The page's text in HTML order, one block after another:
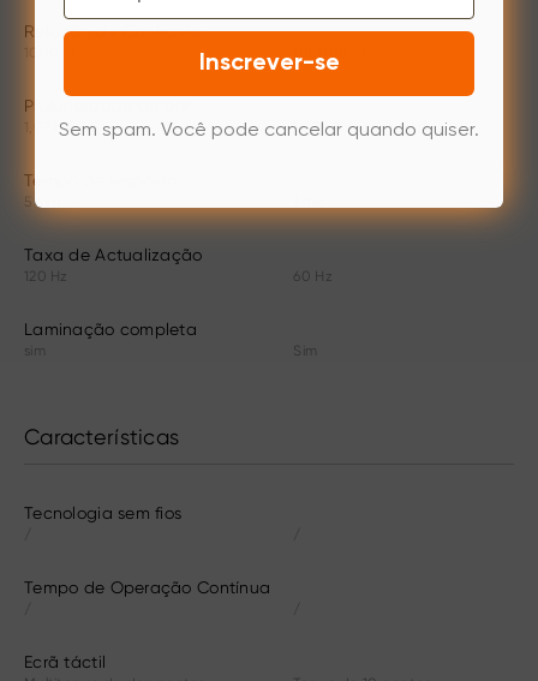
Relação de Contraste
Profundidade da cor
1,07 bilhão 1,07 bilhões (nativo)
Tempo de resposta
5 mm
Taxa de Actualização
120 Hz 60 Hz
Laminação completa
sim Sim
Características
Tecnologia sem fios
Tempo de Operação Contínua
Ecrã táctil
Inscrever-se
Sem spam. Você pode cancelar quando quiser.